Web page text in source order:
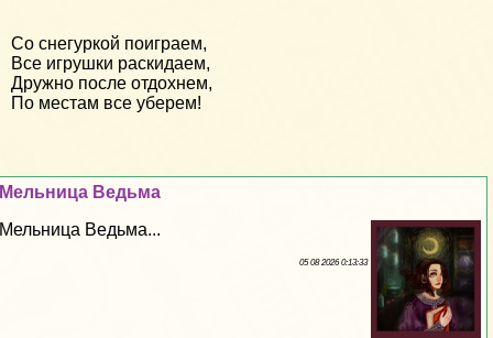
Со снегуркой поиграем,
Все игрушки раскидаем,
Дружно после отдохнем,
По местам все уберем!
Мельница Ведьма
Мельница Ведьма...
05 08 2026 0:13:33